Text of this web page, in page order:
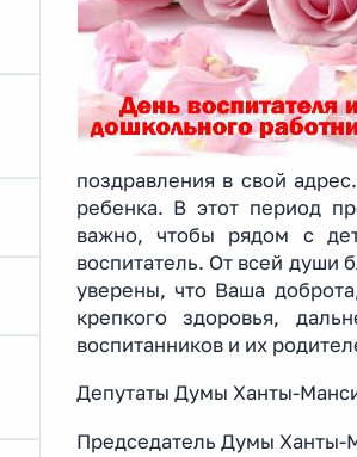
поздравления в свой
ребенка. В этот период
важно, чтобы рядом с
воспитатель. От всей души
уверены, что Ваша
крепкого здоровья,
воспитанников и их
Депутаты Думы Ханты-
Председатель Думы